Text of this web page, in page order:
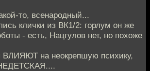
то, всенародный...
клички из ВК1/2: горлум он же
- есть, Нацгулов нет, но похоже
на неокрепшую психику,